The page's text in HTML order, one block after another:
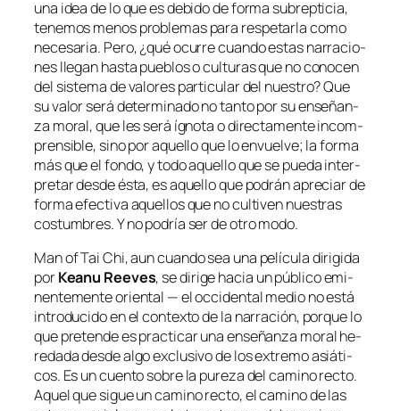
una idea de lo que es de­bi­do de for­ma su­brep­ti­cia,
te­ne­mos me­nos pro­ble­mas pa­ra res­pe­tar­la co­mo
ne­ce­sa­ria. Pero, ¿qué ocu­rre cuan­do es­tas na­rra­cio­
nes lle­gan has­ta pue­blos o cul­tu­ras que no co­no­cen
del sis­te­ma de va­lo­res par­ti­cu­lar del nues­tro? Que
su va­lor se­rá de­ter­mi­na­do no tan­to por su en­se­ñan­
za mo­ral, que les se­rá íg­no­ta o di­rec­ta­men­te in­com­
pren­si­ble, sino por aque­llo que lo en­vuel­ve; la for­ma
más que el fon­do, y to­do aque­llo que se pue­da in­ter­
pre­tar des­de és­ta, es aque­llo que po­drán apre­ciar de
for­ma efec­ti­va aque­llos que no cul­ti­ven nues­tras
cos­tum­bres. Y no po­dría ser de otro modo.
Man of Tai Chi, aun cuan­do sea una pe­lí­cu­la di­ri­gi­da
porKeanu Reeves, se di­ri­ge ha­cia un pú­bli­co emi­
nen­te­men­te orien­tal — el oc­ci­den­tal me­dio no es­tá
in­tro­du­ci­do en el con­tex­to de la na­rra­ción, por­que lo
que pre­ten­de es prac­ti­car una en­se­ñan­za mo­ral he­
re­da­da des­de al­go ex­clu­si­vo de los ex­tre­mo asiá­ti­
cos. Es un cuen­to so­bre la pu­re­za del ca­mino rec­to.
Aquel que si­gue un ca­mino rec­to, el ca­mino de las